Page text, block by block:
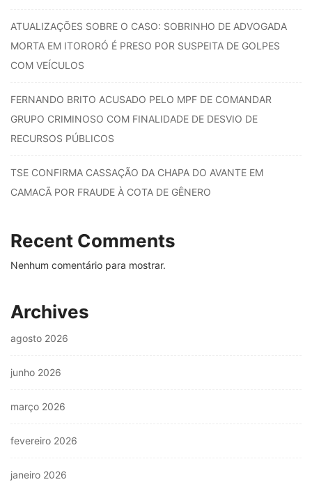
ATUALIZAÇÕES SOBRE O CASO: SOBRINHO DE ADVOGADA
MORTA EM ITORORÓ É PRESO POR SUSPEITA DE GOLPES
COM VEÍCULOS
FERNANDO BRITO ACUSADO PELO MPF DE COMANDAR
GRUPO CRIMINOSO COM FINALIDADE DE DESVIO DE
RECURSOS PÚBLICOS
TSE CONFIRMA CASSAÇÃO DA CHAPA DO AVANTE EM
CAMACÃ POR FRAUDE À COTA DE GÊNERO
Recent Comments
Nenhum comentário para mostrar.
Archives
agosto 2026
junho 2026
março 2026
fevereiro 2026
janeiro 2026